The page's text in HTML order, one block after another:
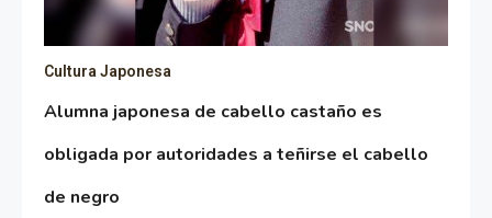
Cultura Japonesa
Alumna japonesa de cabello castaño es
obligada por autoridades a teñirse el cabello
de negro